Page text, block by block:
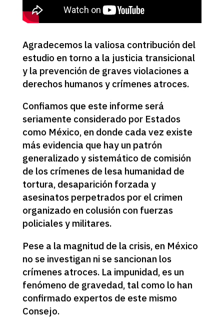
Agradecemos la valiosa contribución del
estudio en torno a la justicia transicional
y la prevención de graves violaciones a
derechos humanos y crímenes atroces.
Confiamos que este informe será
seriamente considerado por Estados
como México, en donde cada vez existe
más evidencia que hay un patrón
generalizado y sistemático de comisión
de los crímenes de lesa humanidad de
tortura, desaparición forzada y
asesinatos perpetrados por el crimen
organizado en colusión con fuerzas
policiales y militares.
Pese a la magnitud de la crisis, en México
no se investigan ni se sancionan los
crímenes atroces. La impunidad, es un
fenómeno de gravedad, tal como lo han
confirmado expertos de este mismo
Consejo.